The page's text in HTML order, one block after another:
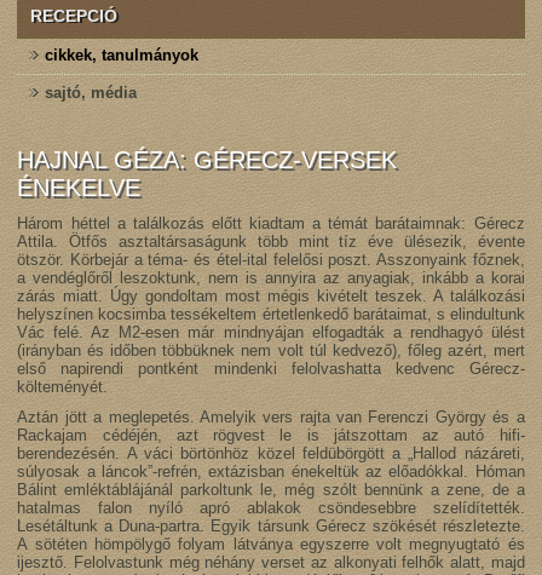
RECEPCIÓ
cikkek, tanulmányok
sajtó, média
HAJNAL GÉZA: GÉRECZ-VERSEK
ÉNEKELVE
Három héttel a találkozás előtt kiadtam a témát barátaimnak: Gérecz
Attila. Ötfős asztaltársaságunk több mint tíz éve ülésezik, évente
ötször. Körbejár a téma- és étel-ital felelősi poszt. Asszonyaink főznek,
a vendéglőről leszoktunk, nem is annyira az anyagiak, inkább a korai
zárás miatt. Úgy gondoltam most mégis kivételt teszek. A találkozási
helyszínen kocsimba tessékeltem értetlenkedő barátaimat, s elindultunk
Vác felé. Az M2-esen már mindnyájan elfogadták a rendhagyó ülést
(irányban és időben többüknek nem volt túl kedvező), főleg azért, mert
első napirendi pontként mindenki felolvashatta kedvenc Gérecz-
költeményét.
Aztán jött a meglepetés. Amelyik vers rajta van Ferenczi György és a
Rackajam cédéjén, azt rögvest le is játszottam az autó hifi-
berendezésén. A váci börtönhöz közel feldübörgött a „Hallod názáreti,
súlyosak a láncok”-refrén, extázisban énekeltük az előadókkal. Hóman
Bálint emléktáblájánál parkoltunk le, még szólt bennünk a zene, de a
hatalmas falon nyíló apró ablakok csöndesebbre szelídítették.
Lesétáltunk a Duna-partra. Egyik társunk Gérecz szökését részletezte.
A sötéten hömpölygő folyam látványa egyszerre volt megnyugtató és
ijesztő. Felolvastunk még néhány verset az alkonyati felhők alatt, majd